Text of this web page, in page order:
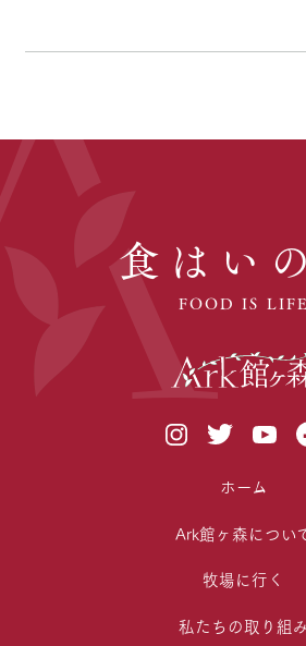
食はい
FOOD IS LIFE
ホーム
Ark館ヶ森につい
牧場に行く
私たちの取り組